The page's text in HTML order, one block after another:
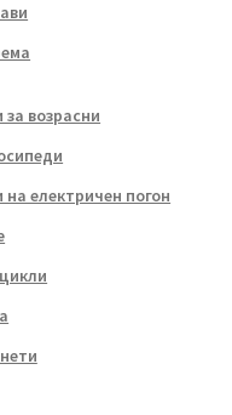
возрасни
на електричен погон